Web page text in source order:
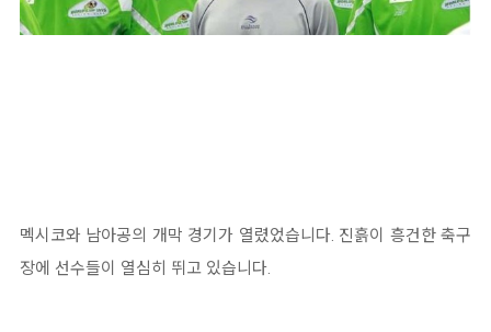
멕시코와 남아공의 개막 경기가 열렸었습니다. 진흙이 흥건한 축구
장에 선수들이 열심히 뛰고 있습니다.